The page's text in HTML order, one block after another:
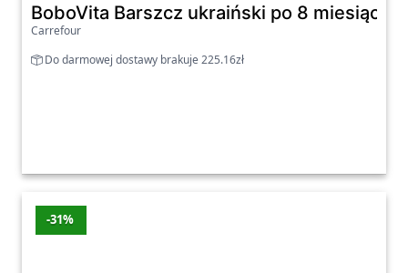
BoboVita Barszcz ukraiński po 8 miesiącu
Carrefour
Do darmowej dostawy brakuje 225.16zł
-31%